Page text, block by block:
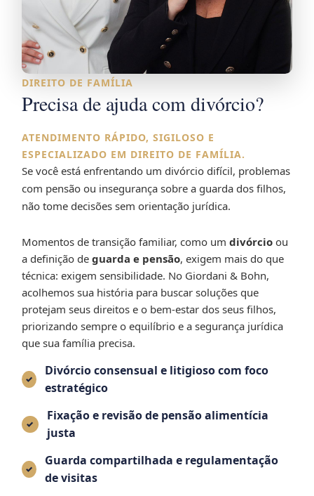
DIREITO DE FAMÍLIA
Precisa de ajuda com divórcio?
ATENDIMENTO RÁPIDO, SIGILOSO E
ESPECIALIZADO EM DIREITO DE FAMÍLIA.
Se você está enfrentando um divórcio difícil, problemas
com pensão ou insegurança sobre a guarda dos filhos,
não tome decisões sem orientação jurídica.
Momentos de transição familiar, como umdivórcio ou
a definição deguarda e pensão, exigem mais do que
técnica: exigem sensibilidade. No Giordani & Bohn,
acolhemos sua história para buscar soluções que
protejam seus direitos e o bem-estar dos seus filhos,
priorizando sempre o equilíbrio e a segurança jurídica
que sua família precisa.
Divórcio consensual e litigioso com foco
estratégico
Fixação e revisão de pensão alimentícia
justa
Guarda compartilhada e regulamentação
de visitas